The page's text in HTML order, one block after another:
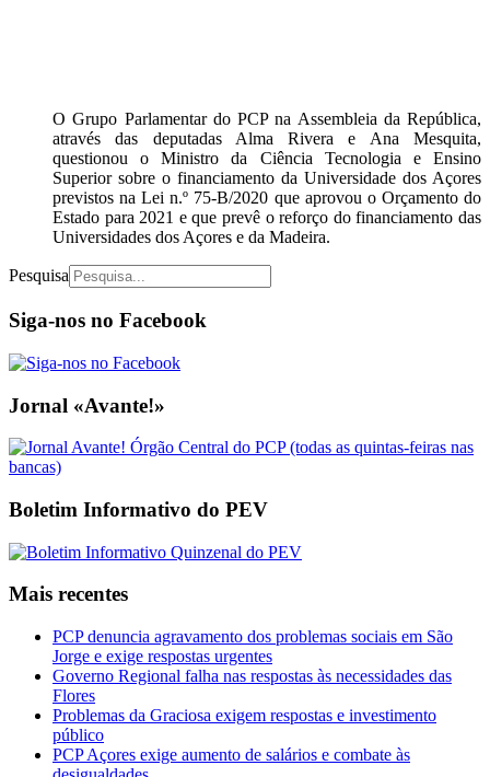
O Grupo Parlamentar do PCP na Assembleia da República,
através das deputadas Alma Rivera e Ana Mesquita,
questionou o Ministro da Ciência Tecnologia e Ensino
Superior sobre o financiamento da Universidade dos Açores
previstos na Lei n.º 75-B/2020 que aprovou o Orçamento do
Estado para 2021 e que prevê o reforço do financiamento das
Universidades dos Açores e da Madeira.
Pesquisa
Siga-nos no Facebook
Jornal «Avante!»
Boletim Informativo do PEV
Mais recentes
PCP denuncia agravamento dos problemas sociais em São
Jorge e exige respostas urgentes
Governo Regional falha nas respostas às necessidades das
Flores
Problemas da Graciosa exigem respostas e investimento
público
PCP Açores exige aumento de salários e combate às